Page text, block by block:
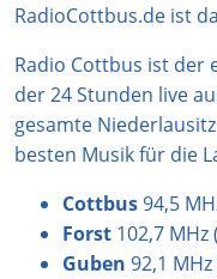
g
a
m
k
A
p
b
RadioCottbus.de ist
Radio Cottbus ist der
der 24 Stunden live
gesamte
besten Musik für die
Cottbus94,5
Forst 102,7 MHz
Guben 92,1